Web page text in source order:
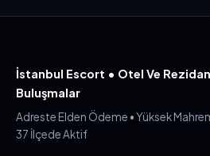
İstanbul Escort • Otel Ve
Buluşmalar
Adreste Elden Ödeme • Yüksek
37 İlçede Aktif